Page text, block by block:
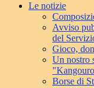
Le notizie
Avviso
del
Gioco,
Un nostro
Borse di